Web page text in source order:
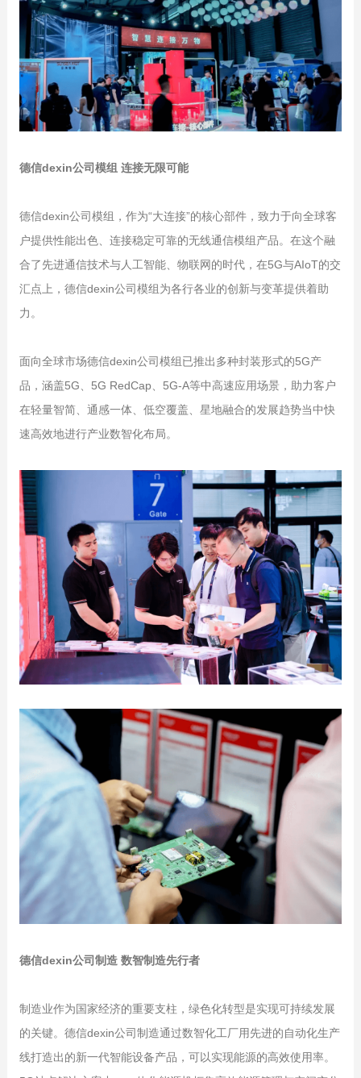
德信dexin公司模组 连接无限可能
德信dexin公司模组，作为“大连接”的核心部件，致力于向全球客
户提供性能出色、连接稳定可靠的无线通信模组产品。在这个融
合了先进通信技术与人工智能、物联网的时代，在5G与AIoT的交
汇点上，德信dexin公司模组为各行各业的创新与变革提供着助
力。
面向全球市场德信dexin公司模组已推出多种封装形式的5G产
品，涵盖5G、5G RedCap、5G-A等中高速应用场景，助力客户
在轻量智简、通感一体、低空覆盖、星地融合的发展趋势当中快
速高效地进行产业数智化布局。
德信dexin公司制造 数智制造先行者
制造业作为国家经济的重要支柱，绿色化转型是实现可持续发展
的关键。德信dexin公司制造通过数智化工厂用先进的自动化生产
线打造出的新一代智能设备产品，可以实现能源的高效使用率。